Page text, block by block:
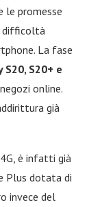
le promesse
difficoltà
La fase
S20, S20+ e
online.
già
è infatti già
Plus dotata di
invece del